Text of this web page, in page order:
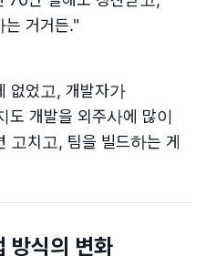
거거든."
없었고, 개발자가
개발을 외주사에 많이
고치고, 팀을 빌드하는 게
방식의 변화